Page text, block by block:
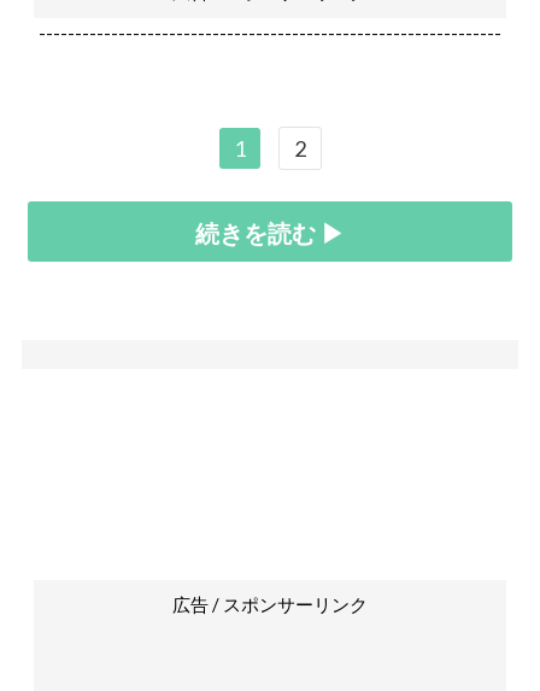
----------------------------------------------------------------
1 2
続きを読む ▶
広告 / スポンサーリンク